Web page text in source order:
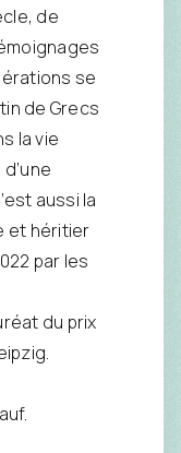
de
se
de Grecs
la vie
aussi la
et héritier
par les
du prix